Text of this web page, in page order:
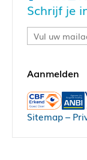
Schrijf je
Sitemap–